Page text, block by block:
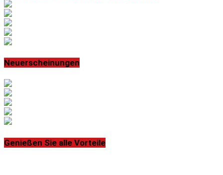
Neuerscheinungen
Genießen Sie alle Vorteile